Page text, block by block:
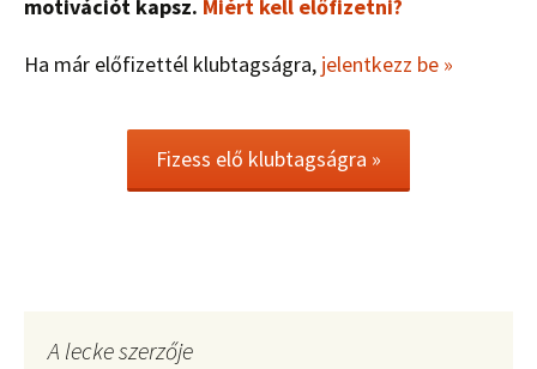
motivációt kapsz. Miért kell előfizetni?
Ha már előfizettél klubtagságra, jelentkezz be »
Fizess elő klubtagságra »
A lecke szerzője